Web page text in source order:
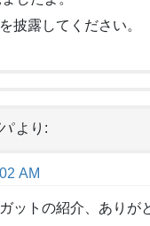
披露してください。
より:
AM
ットの紹介、ありが